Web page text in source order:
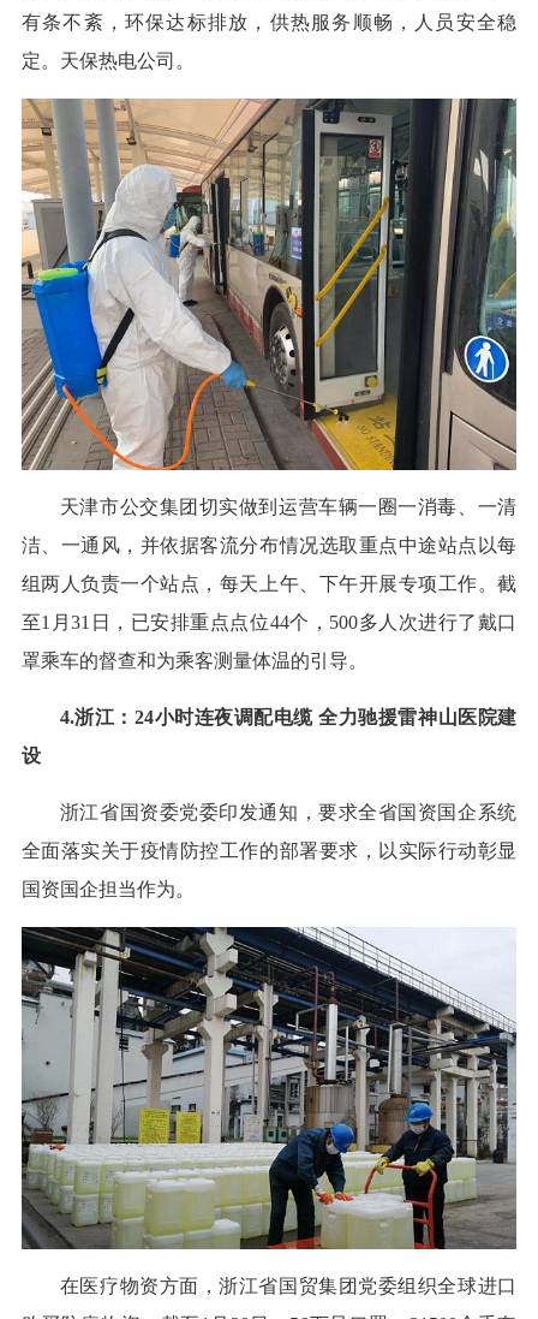
有条不紊，环保达标排放，供热服务顺畅，人员安全稳
定。天保热电公司。
天津市公交集团切实做到运营车辆一圈一消毒、一清
洁、一通风，并依据客流分布情况选取重点中途站点以每
组两人负责一个站点，每天上午、下午开展专项工作。截
至1月31日，已安排重点点位44个，500多人次进行了戴口
罩乘车的督查和为乘客测量体温的引导。
4.浙江：24小时连夜调配电缆 全力驰援雷神山医院建
设
浙江省国资委党委印发通知，要求全省国资国企系统
全面落实关于疫情防控工作的部署要求，以实际行动彰显
国资国企担当作为。
在医疗物资方面，浙江省国贸集团党委组织全球进口